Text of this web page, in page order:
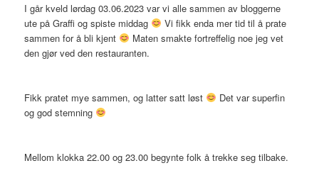
I går kveld lørdag 03.06.2023 var vi alle sammen av bloggerne
ute på Graffi og spiste middag
Vi fikk enda mer tid til å prate
sammen for å bli kjent
Maten smakte fortreffelig noe jeg vet
den gjør ved den restauranten.
Fikk pratet mye sammen, og latter satt løst
Det var superfin
og god stemning
Mellom klokka 22.00 og 23.00 begynte folk å trekke seg tilbake.